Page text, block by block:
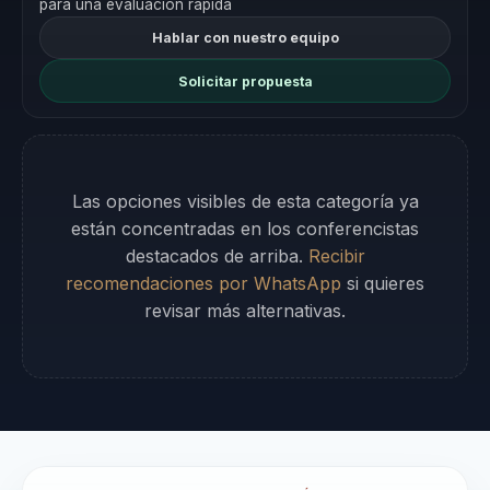
para una evaluación rápida
Hablar con nuestro equipo
Solicitar propuesta
Las opciones visibles de esta categoría ya
están concentradas en los conferencistas
destacados de arriba. Recibir
recomendaciones por WhatsApp si quieres
revisar más alternativas.